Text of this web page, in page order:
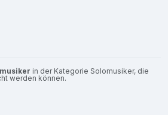
in der Kategorie Solomusiker, die
werden können.